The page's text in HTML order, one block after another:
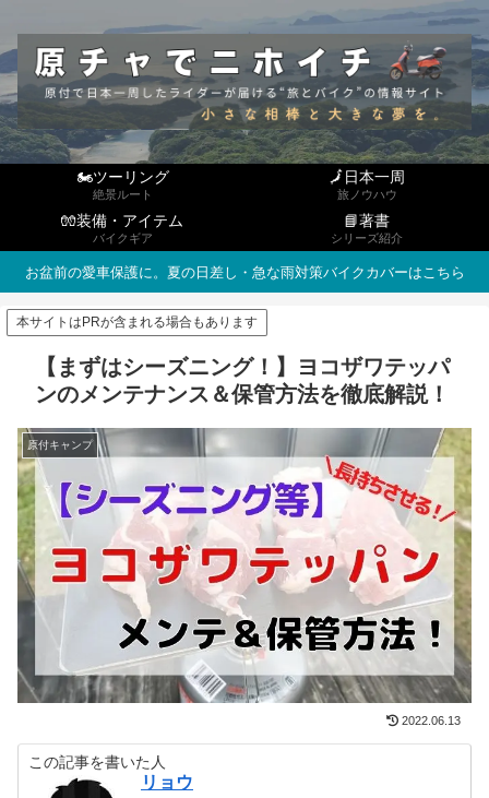
🏍ツーリング
絶景ルート
🗾日本一周
旅ノウハウ
🧤装備・アイテム
バイクギア
📘著書
シリーズ紹介
お盆前の愛車保護に。夏の日差し・急な雨対策バイクカバーはこちら
本サイトはPRが含まれる場合もあります
【まずはシーズニング！】ヨコザワテッパ
ンのメンテナンス＆保管方法を徹底解説！
原付キャンプ
2022.06.13
この記事を書いた人
リョウ